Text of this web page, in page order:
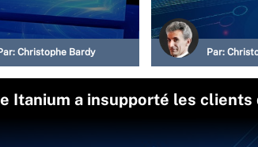
Christophe Bardy Par:
Itanium a insupporté les clients